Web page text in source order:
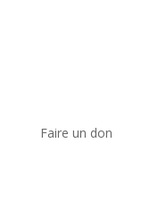
Faire un don